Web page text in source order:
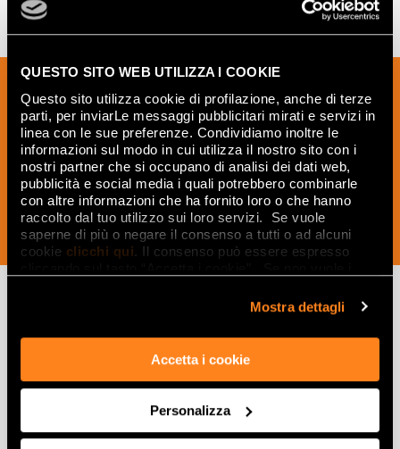
QUESTO SITO WEB UTILIZZA I COOKIE
Questo sito utilizza cookie di profilazione, anche di terze
parti, per inviarLe messaggi pubblicitari mirati e servizi in
linea con le sue preferenze. Condividiamo inoltre le
informazioni sul modo in cui utilizza il nostro sito con i
nostri partner che si occupano di analisi dei dati web,
pubblicità e social media i quali potrebbero combinarle
con altre informazioni che ha fornito loro o che hanno
raccolto dal tuo utilizzo sui loro servizi. Se vuole
saperne di più o negare il consenso a tutti o ad alcuni
cookie clicchi qui. Il consenso può essere espresso
Mostra dettagli
Accetta i cookie
Personalizza
Sign up to our newsletter to receive
news, updates and ideas creatives from
the world of ceramics and interior
design.
SUBSCRIBE NOW
Lasciati
ispirare
da ambienti
ed effetti